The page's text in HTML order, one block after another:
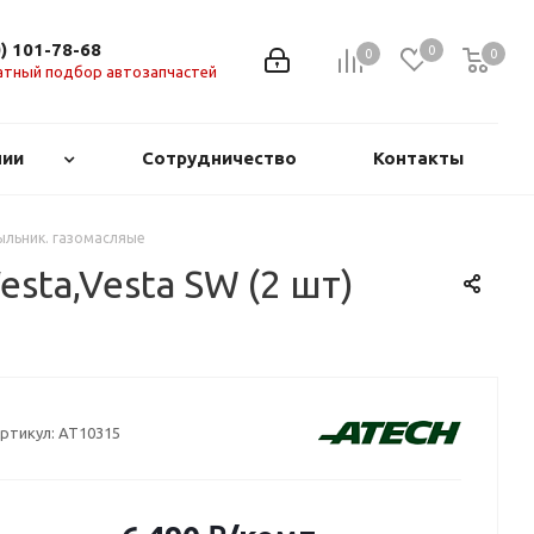
0 0 0
0
101-78-68
подбор автозапчастей
Сотрудничество Контакты
газомасляые
SW (2 шт)
AT10315